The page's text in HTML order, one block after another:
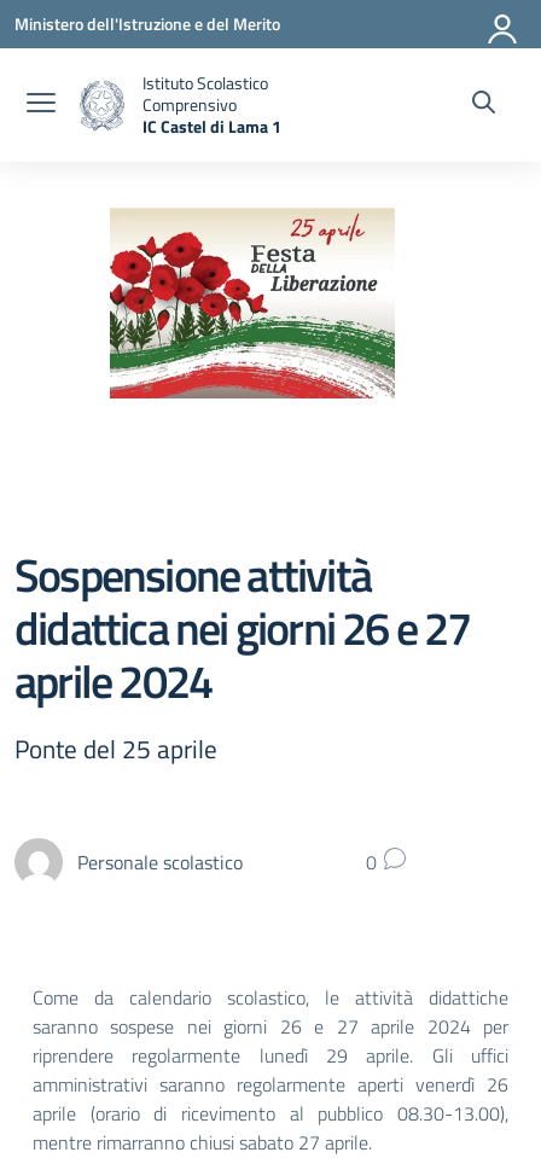
Vai ai contenuti
Vai al menu di navigazione
Vai al footer
Ministero dell'Istruzione e del Merito
Istituto Scolastico
Comprensivo
IC Castel di Lama 1
Sospensione attività
didattica nei giorni 26 e 27
aprile 2024
Ponte del 25 aprile
Personale scolastico 0
Come da calendario scolastico, le attività didattiche
saranno sospese nei giorni 26 e 27 aprile 2024 per
riprendere regolarmente lunedì 29 aprile. Gli uffici
amministrativi saranno regolarmente aperti venerdì 26
aprile (orario di ricevimento al pubblico 08.30-13.00),
mentre rimarranno chiusi sabato 27 aprile.